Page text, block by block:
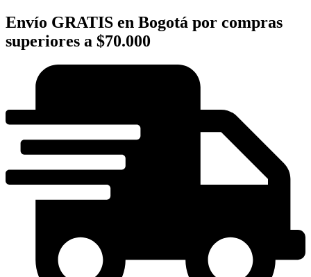
Envío GRATIS en Bogotá por compras
superiores a $70.000